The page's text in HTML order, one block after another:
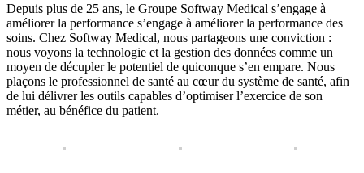
Depuis plus de 25 ans, le Groupe Softway Medical s’engage à
améliorer la performance s’engage à améliorer la performance des
soins. Chez Softway Medical, nous partageons une conviction :
nous voyons la technologie et la gestion des données comme un
moyen de décupler le potentiel de quiconque s’en empare. Nous
plaçons le professionnel de santé au cœur du système de santé, afin
de lui délivrer les outils capables d’optimiser l’exercice de son
métier, au bénéfice du patient.